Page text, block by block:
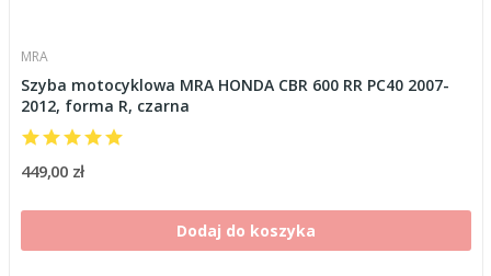
MRA
Szyba motocyklowa MRA HONDA CBR 600 RR PC40 2007-
2012, forma R, czarna
449,00 zł
Dodaj do koszyka